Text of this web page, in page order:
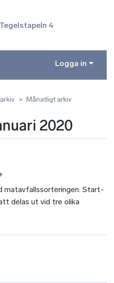
4
Logga in
Månatligt arkiv
2020
matavfallssorteringen. Start-
delas ut vid tre olika